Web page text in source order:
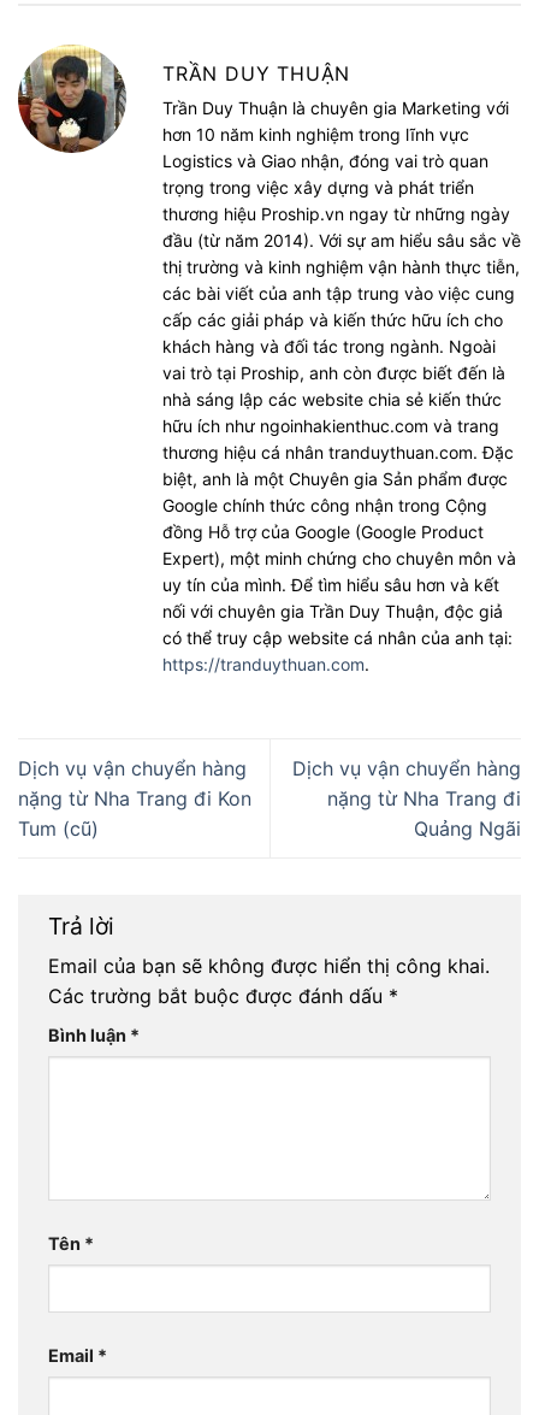
TRẦN DUY THUẬN
Trần Duy Thuận là chuyên gia Marketing với
hơn 10 năm kinh nghiệm trong lĩnh vực
Logistics và Giao nhận, đóng vai trò quan
trọng trong việc xây dựng và phát triển
thương hiệu Proship.vn ngay từ những ngày
đầu (từ năm 2014). Với sự am hiểu sâu sắc về
thị trường và kinh nghiệm vận hành thực tiễn,
các bài viết của anh tập trung vào việc cung
cấp các giải pháp và kiến thức hữu ích cho
khách hàng và đối tác trong ngành. Ngoài
vai trò tại Proship, anh còn được biết đến là
nhà sáng lập các website chia sẻ kiến thức
hữu ích như ngoinhakienthuc.com và trang
thương hiệu cá nhân tranduythuan.com. Đặc
biệt, anh là một Chuyên gia Sản phẩm được
Google chính thức công nhận trong Cộng
đồng Hỗ trợ của Google (Google Product
Expert), một minh chứng cho chuyên môn và
uy tín của mình. Để tìm hiểu sâu hơn và kết
nối với chuyên gia Trần Duy Thuận, độc giả
có thể truy cập website cá nhân của anh tại:
https://tranduythuan.com.
Dịch vụ vận chuyển hàng
nặng từ Nha Trang đi Kon
Tum (cũ)
Dịch vụ vận chuyển hàng
nặng từ Nha Trang đi
Quảng Ngãi
Trả lời
Email của bạn sẽ không được hiển thị công khai.
Các trường bắt buộc được đánh dấu *
Bình luận *
Tên *
Email *